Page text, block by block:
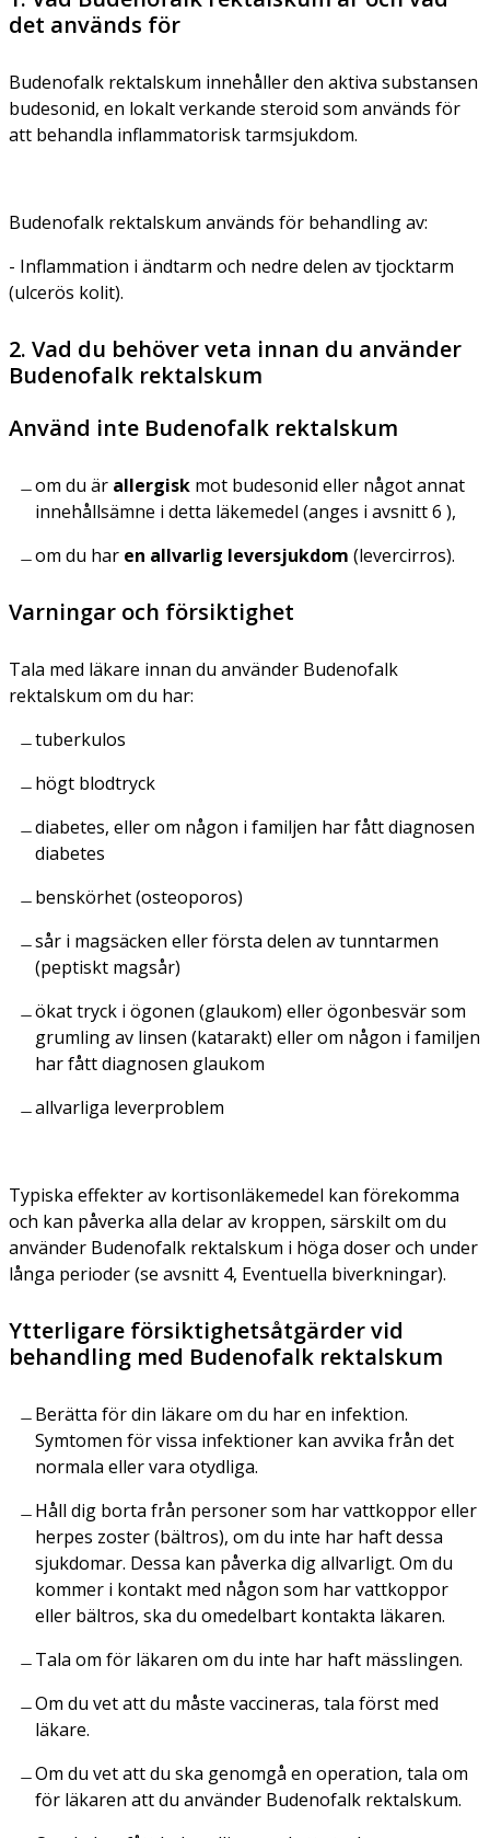
det används för
Budenofalk rektalskum innehåller den aktiva substansen
budesonid, en lokalt verkande steroid som används för
att behandla inflammatorisk tarmsjukdom.
Budenofalk rektalskum används för behandling av:
- Inflammation i ändtarm och nedre delen av tjocktarm
(ulcerös kolit).
2. Vad du behöver veta innan du använder
Budenofalk rektalskum
Använd inte Budenofalk rektalskum
om du är allergisk mot budesonid eller något annat
innehållsämne i detta läkemedel (anges i avsnitt 6 ),
om du har en allvarlig leversjukdom (levercirros).
Varningar och försiktighet
Tala med läkare innan du använder Budenofalk
rektalskum om du har:
tuberkulos
högt blodtryck
diabetes, eller om någon i familjen har fått diagnosen
diabetes
benskörhet (osteoporos)
sår i magsäcken eller första delen av tunntarmen
(peptiskt magsår)
ökat tryck i ögonen (glaukom) eller ögonbesvär som
grumling av linsen (katarakt) eller om någon i familjen
har fått diagnosen glaukom
allvarliga leverproblem
Typiska effekter av kortisonläkemedel kan förekomma
och kan påverka alla delar av kroppen, särskilt om du
använder Budenofalk rektalskum i höga doser och under
långa perioder (se avsnitt 4, Eventuella biverkningar).
Ytterligare försiktighetsåtgärder vid
behandling med Budenofalk rektalskum
Berätta för din läkare om du har en infektion.
Symtomen för vissa infektioner kan avvika från det
normala eller vara otydliga.
Håll dig borta från personer som har vattkoppor eller
herpes zoster (bältros), om du inte har haft dessa
sjukdomar. Dessa kan påverka dig allvarligt. Om du
kommer i kontakt med någon som har vattkoppor
eller bältros, ska du omedelbart kontakta läkaren.
Tala om för läkaren om du inte har haft mässlingen.
Om du vet att du måste vaccineras, tala först med
läkare.
Om du vet att du ska genomgå en operation, tala om
för läkaren att du använder Budenofalk rektalskum.